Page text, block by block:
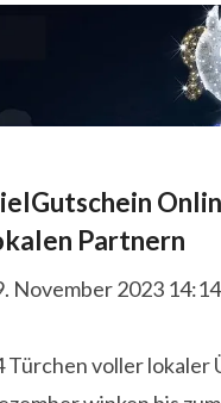
Partnern
November 2023 14:14
Türchen voller lokaler